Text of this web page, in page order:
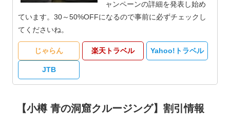
ャンペーンの詳細を発表し始め
ています。30～50%OFFになるので事前に必ずチェックし
てくださいね。
じゃらん 楽天トラベル Yahoo!トラベル
JTB
【小樽 青の洞窟クルージング】割引情報